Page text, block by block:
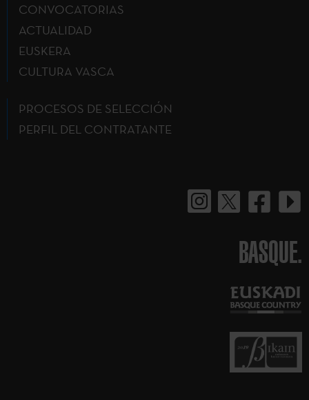
CONVOCATORIAS
ACTUALIDAD
EUSKERA
CULTURA VASCA
PROCESOS DE SELECCIÓN
PERFIL DEL CONTRATANTE
BASQUE.